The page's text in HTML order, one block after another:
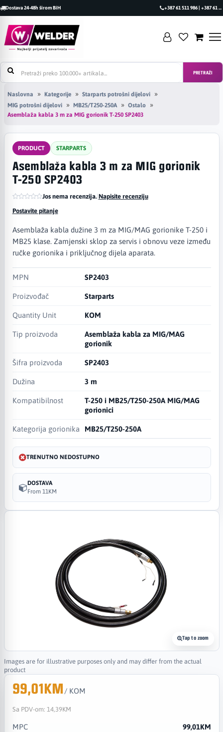
Dostava 24-48h širom BiH +387 61 511 986 | +387 61 493 470
PRETRAŽI
Naslovna Kategorije
Starparts potrošni dijelovi
MIG potrošni dijelovi
MB25/T250-250A
Ostalo
Asemblaža kabla 3 m za MIG gorionik T-250 SP2403
Tap to zoom
Images are for illustrative purposes only and may differ from the actual
product
PRODUCT STARPARTS
Asemblaža kabla 3 m za MIG gorionik
T-250 SP2403
Jos nema recenzija.|Napisite recenziju
Postavite pitanje
Asemblaža kabla dužine 3 m za MIG/MAG gorionike T-250 i
MB25 klase. Zamjenski sklop za servis i obnovu veze između
ručke gorionika i priključnog dijela aparata.
MPN SP2403
Proizvođač Starparts
Quantity Unit KOM
Tip proizvoda
Asemblaža kabla za MIG/MAG
gorionik
Šifra proizvoda SP2403
Dužina 3 m
Kompatibilnost
T-250 i MB25/T250-250A MIG/MAG
gorionici
Kategorija gorionika MB25/T250-250A
TRENUTNO NEDOSTUPNO
DOSTAVA
From 11KM
99,01KM / KOM
Sa PDV-om: 14,39KM
MPC 99,01KM